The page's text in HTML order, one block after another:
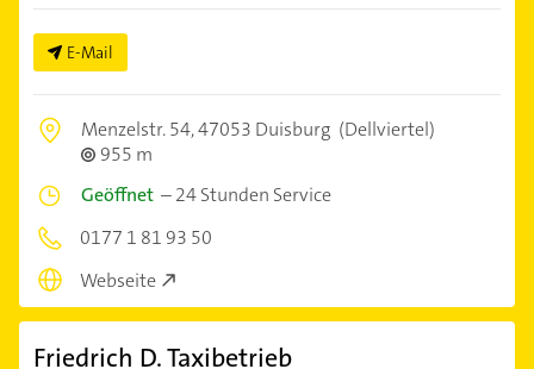
E-Mail
Menzelstr. 54,47053 Duisburg (Dellviertel)
955 m
Geöffnet –24 Stunden Service
0177 1 81 93 50
Webseite
Friedrich D. Taxibetrieb